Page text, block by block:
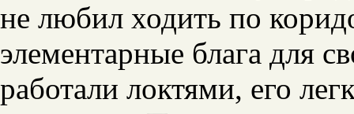
не любил ходить по
элементарные блага для
работали локтями, его